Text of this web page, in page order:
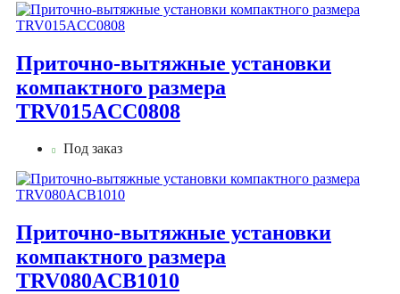
Приточно-вытяжные установки
компактного размера
TRV015ACC0808
Под заказ
Приточно-вытяжные установки
компактного размера
TRV080ACB1010